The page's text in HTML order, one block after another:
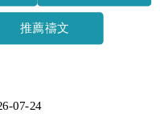
推薦禱文
07-24